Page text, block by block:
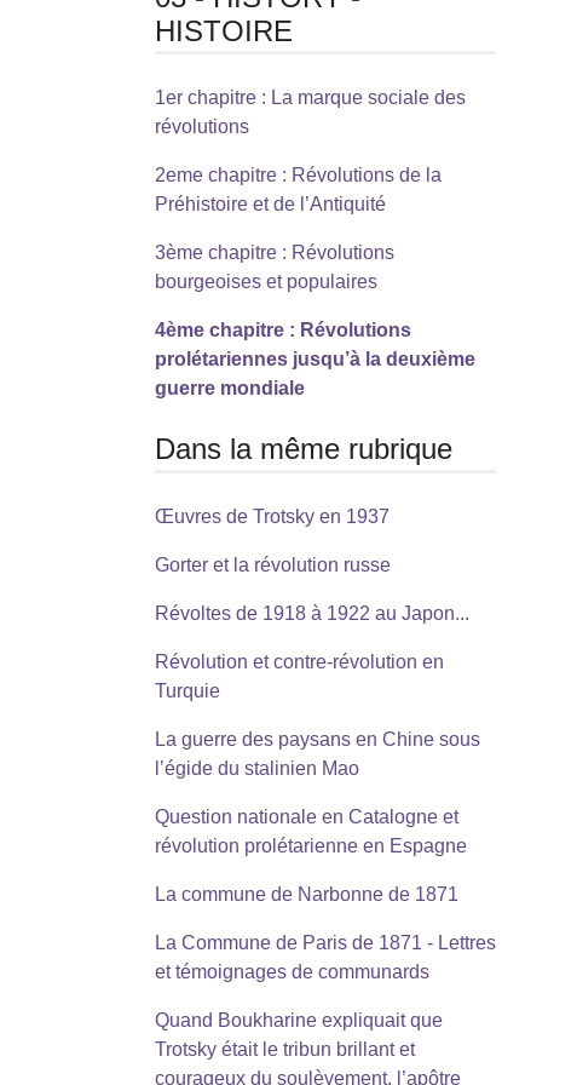
HISTOIRE
1er chapitre : La marque sociale des
révolutions
2eme chapitre : Révolutions de la
Préhistoire et de l’Antiquité
3ème chapitre : Révolutions
bourgeoises et populaires
4ème chapitre : Révolutions
prolétariennes jusqu’à la deuxième
guerre mondiale
Dans la même rubrique
Œuvres de Trotsky en 1937
Gorter et la révolution russe
Révoltes de 1918 à 1922 au Japon...
Révolution et contre-révolution en
Turquie
La guerre des paysans en Chine sous
l’égide du stalinien Mao
Question nationale en Catalogne et
révolution prolétarienne en Espagne
La commune de Narbonne de 1871
La Commune de Paris de 1871 - Lettres
et témoignages de communards
Quand Boukharine expliquait que
Trotsky était le tribun brillant et
courageux du soulèvement, l’apôtre